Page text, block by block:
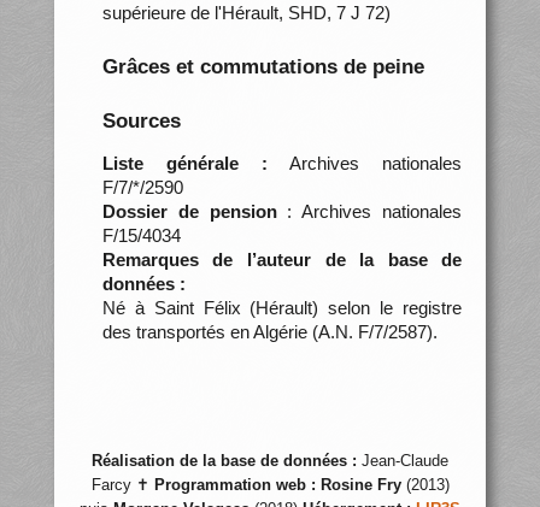
supérieure de l'Hérault, SHD, 7 J 72)
Grâces et commutations de peine
Sources
Liste générale : Archives nationales
F/7/*/2590
Dossier de pension: Archives nationales
F/15/4034
Remarques de l’auteur de la base de
données :
Né à Saint Félix (Hérault) selon le registre
des transportés en Algérie (A.N. F/7/2587).
Réalisation de la base de données : Jean-Claude
Farcy ✝ Programmation web : Rosine Fry(2013)